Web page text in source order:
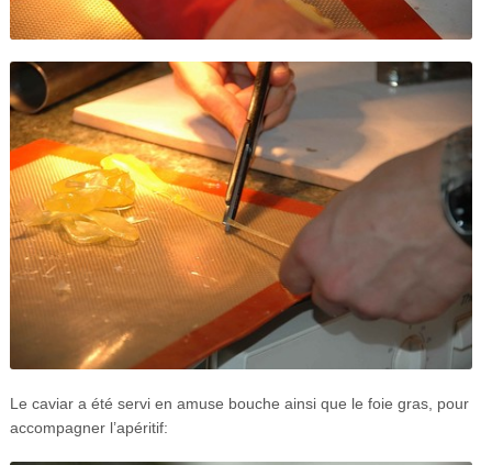
Le caviar a été servi en amuse bouche ainsi que le foie gras, pour
accompagner l’apéritif: